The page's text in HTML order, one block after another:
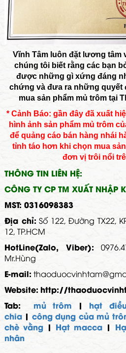
Vĩnh Tâm luôn đặt lương tâm
chúng tôi biết rằng các bạn
được những gì xứng đáng
chứng và đưa ra những quyết
mua sản phẩm mủ trôm tại
* Cảnh Báo: gần đây đã xuất
hình ảnh sản phẩm mủ trôm
để quảng cáo bán hàng nhái
tỉnh táo hơn khi chọn mua
đơn vị trôi nổi
THÔNG TIN LIÊN HỆ:
CÔNG TY CP TM XUẤT NHẬP
MST: 0316098383
Địa chỉ: Số 122, Đường TX22,
12, TP.HCM
HotLine(Zalo, Viber):
Mr.Hùng
E-mail:
Website: http://
Tab: mủ trôm | hạt
chia| công dụng của mủ
chè vằng | Hạt macca |
nhân